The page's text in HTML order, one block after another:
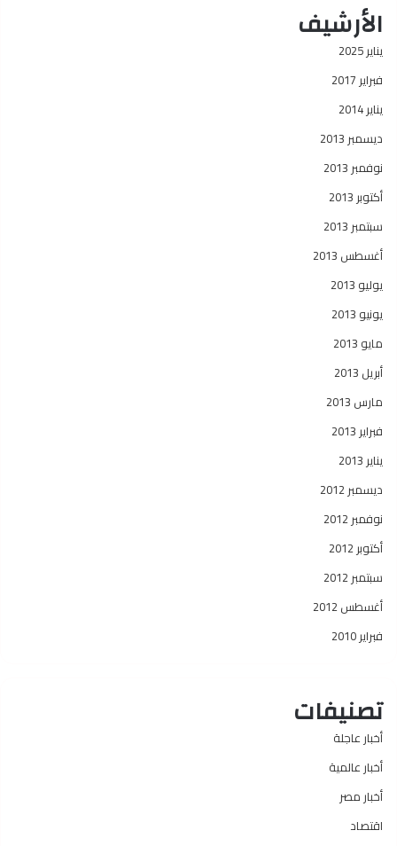
الأرشيف
يناير 2025
فبراير 2017
يناير 2014
ديسمبر 2013
نوفمبر 2013
أكتوبر 2013
سبتمبر 2013
أغسطس 2013
يوليو 2013
يونيو 2013
مايو 2013
أبريل 2013
مارس 2013
فبراير 2013
يناير 2013
ديسمبر 2012
نوفمبر 2012
أكتوبر 2012
سبتمبر 2012
أغسطس 2012
فبراير 2010
تصنيفات
أخبار عاجلة
أخبار عالمية
أخبار مصر
اقتصاد